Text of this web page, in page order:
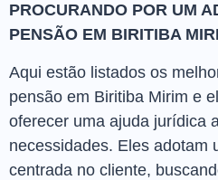
PROCURANDO POR UM
PENSÃO EM BIRITIBA
Aqui estão listados os
pensão em Biritiba Mirim e
oferecer uma ajuda jurídica
necessidades. Eles adotam
centrada no cliente,